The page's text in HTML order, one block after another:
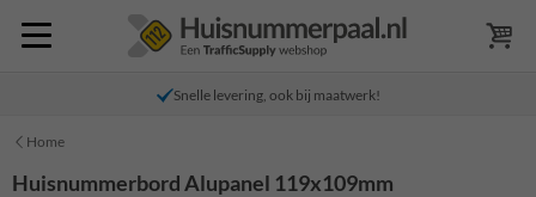
Snelle levering, ook bij maatwerk!
Home
Huisnummerbord Alupanel 119x109mm